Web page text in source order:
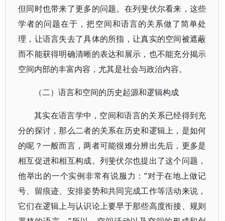
但同时也带来了更多的问题。在列斐伏尔看来，这些
学者的问题在于，把空间和语言的关系做了简单处
理，让语言失去了具体的所指，让真实的空间被遮蔽
而不能获得明确清晰的表达和展示，也不能充分揭示
空间内部的丰富内容，尤其是社会与政治内容。
（二）语言和空间的历史起源和逻辑构成
其实在语言学中，空间和语言的关系已经得到充
分的探讨，那么二者的关系在历史和逻辑上，是如何
的呢？一般而言，两者可能很难分辨出先后，更多是
相互促进和相互构成。列斐伏尔也提出了这个问题，
他举出的一个实例非常有说服力：“对于在地上做记
号、留痕迹、安排姿势和共同完成工作等活动来说，
它们在逻辑上与认识论上要早于那些高度衔接、规则